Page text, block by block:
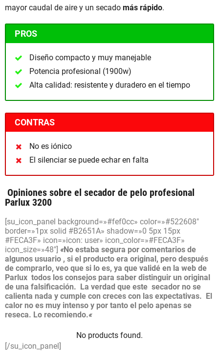
mayor caudal de aire y un secado más rápido.
PROS
Diseño compacto y muy manejable
Potencia profesional (1900w)
Alta calidad: resistente y duradero en el tiempo
CONTRAS
No es iónico
El silenciar se puede echar en falta
Opiniones sobre el secador de pelo profesional
Parlux 3200
[su_icon_panel background=»#fef0cc» color=»#522608″
border=»1px solid #B2651A» shadow=»0 5px 15px
#FECA3F» icon=»icon: user» icon_color=»#FECA3F»
icon_size=»48″] «No estaba segura por comentarios de
algunos usuario , si el producto era original, pero después
de comprarlo, veo que si lo es, ya que validé en la web de
Parlux todos los consejos para saber distinguir un original
de una falsificación. La verdad que este secador no se
calienta nada y cumple con creces con las expectativas. El
calor no es muy intenso y por tanto el pelo apenas se
reseca. Lo recomiendo.«
No products found.
[/su_icon_panel]